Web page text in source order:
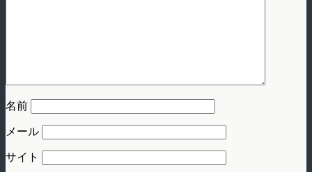
名前
メール
サイト